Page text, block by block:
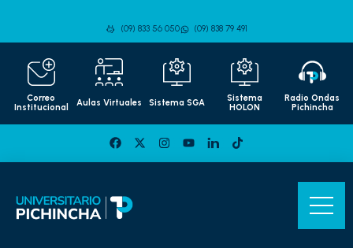
(09) 833 56 050 (09) 838 79 491
Correo
Institucional
Aulas Virtuales Sistema SGA
Sistema
HOLON
Radio Ondas
Pichincha